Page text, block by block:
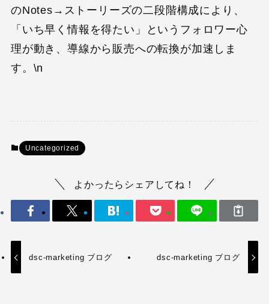
のNotes→ストーリーズの二段階構成により、
「いち早く情報を得たい」というフォロワー心
理が動き、導線から販売への転換が加速しま
す。\n
Uncategorized
よかったらシェアしてね！
dsc-marketing ブログ dsc-marketing ブログ